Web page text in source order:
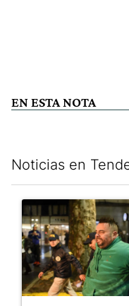
EN ESTA NOTA
Noticias en
Un artículo de